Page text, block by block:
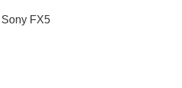
FX5